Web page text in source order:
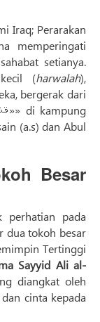
Iraq; Perarakan
memperingati
setianya.
(harwalah),
bergerak dari
(a.s) dan Abul
Besar
perhatian pada
dua tokoh besar
Tertinggi
Sayyid Ali al-
diangkat oleh
cinta kepada